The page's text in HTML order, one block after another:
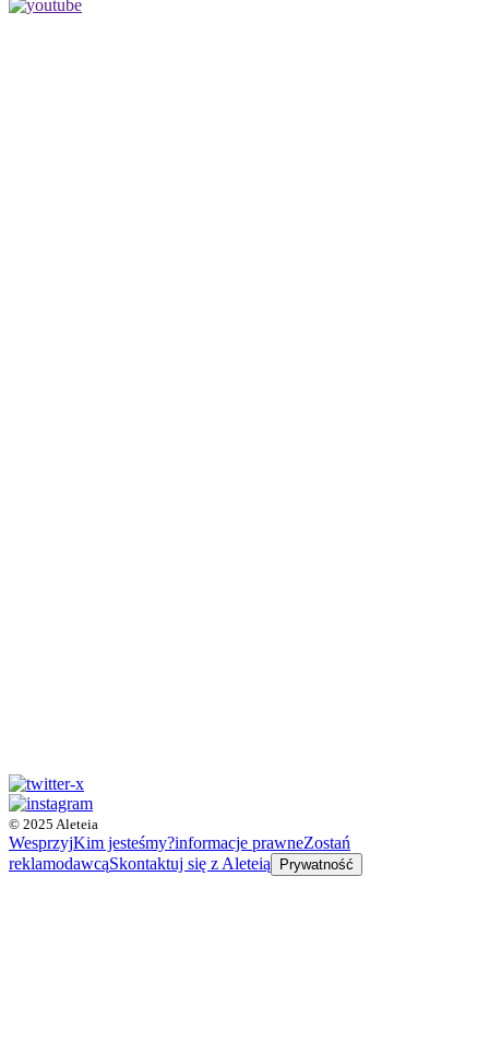
© 2025 Aleteia
WesprzyjKim jesteśmy?informacje prawneZostań
reklamodawcąSkontaktuj się z Aleteią Prywatność